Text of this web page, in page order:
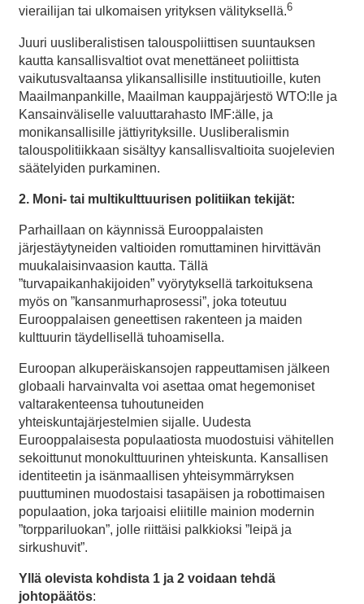
vierailijan tai ulkomaisen yrityksen välityksellä.6
Juuri uusliberalistisen talouspoliittisen suuntauksen
kautta kansallisvaltiot ovat menettäneet poliittista
vaikutusvaltaansa ylikansallisille instituutioille, kuten
Maailmanpankille, Maailman kauppajärjestö WTO:lle ja
Kansainväliselle valuuttarahasto IMF:älle, ja
monikansallisille jättiyrityksille. Uusliberalismin
talouspolitiikkaan sisältyy kansallisvaltioita suojelevien
säätelyiden purkaminen.
2. Moni- tai multikulttuurisen politiikan tekijät:
Parhaillaan on käynnissä Eurooppalaisten
järjestäytyneiden valtioiden romuttaminen hirvittävän
muukalaisinvaasion kautta. Tällä
”turvapaikanhakijoiden” vyörytyksellä tarkoituksena
myös on ”kansanmurhaprosessi”, joka toteutuu
Eurooppalaisen geneettisen rakenteen ja maiden
kulttuurin täydellisellä tuhoamisella.
Euroopan alkuperäiskansojen rappeuttamisen jälkeen
globaali harvainvalta voi asettaa omat hegemoniset
valtarakenteensa tuhoutuneiden
yhteiskuntajärjestelmien sijalle. Uudesta
Eurooppalaisesta populaatiosta muodostuisi vähitellen
sekoittunut monokulttuurinen yhteiskunta. Kansallisen
identiteetin ja isänmaallisen yhteisymmärryksen
puuttuminen muodostaisi tasapäisen ja robottimaisen
populaation, joka tarjoaisi eliitille mainion modernin
”torppariluokan”, jolle riittäisi palkkioksi ”leipä ja
sirkushuvit”.
Yllä olevista kohdista 1 ja 2 voidaan tehdä
johtopäätös: